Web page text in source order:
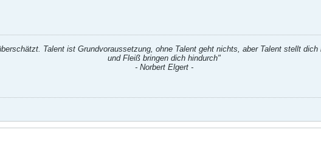
Talent ist Grundvoraussetzung, ohne Talent geht nichts, aber Talent stellt
und Fleiß bringen dich hindurch"
- Norbert Elgert -